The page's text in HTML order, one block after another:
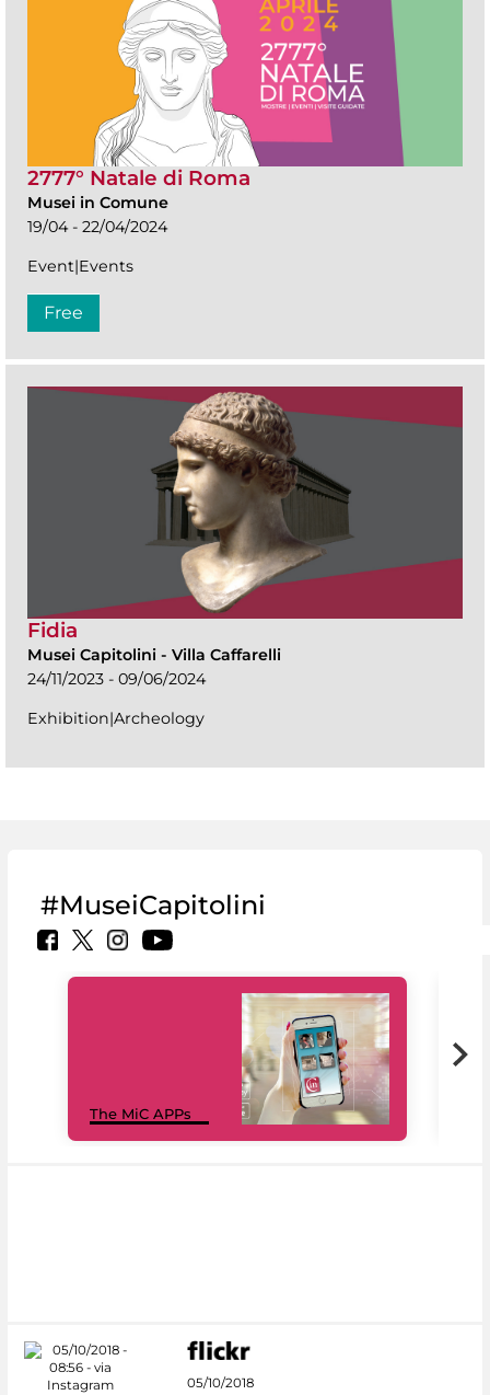
2777° Natale di Roma
Musei in Comune
19/04 - 22/04/2024
Event|Events
Free
Fidia
Musei Capitolini - Villa Caffarelli
24/11/2023 - 09/06/2024
Exhibition|Archeology
#MuseiCapitolini
The MiC APPs
05/10/2018